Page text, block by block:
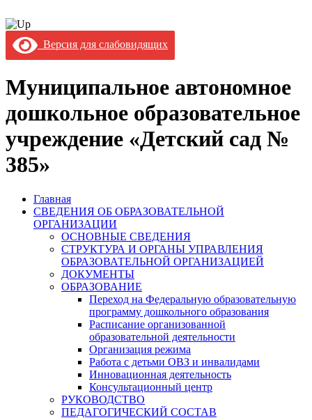
Версия для слабовидящих
Муниципальное автономное
дошкольное образовательное
учреждение «Детский сад №
385»
Главная
СВЕДЕНИЯ ОБ ОБРАЗОВАТЕЛЬНОЙ
ОРГАНИЗАЦИИ
ОСНОВНЫЕ СВЕДЕНИЯ
СТРУКТУРА И ОРГАНЫ УПРАВЛЕНИЯ
ОБРАЗОВАТЕЛЬНОЙ ОРГАНИЗАЦИЕЙ
ДОКУМЕНТЫ
ОБРАЗОВАНИЕ
Переход на Федеральную образовательную
программу дошкольного образования
Расписание организованной
образовательной деятельности
Организация режима
Работа с детьми ОВЗ и инвалидами
Инновационная деятельность
Консультационный центр
РУКОВОДСТВО
ПЕДАГОГИЧЕСКИЙ СОСТАВ